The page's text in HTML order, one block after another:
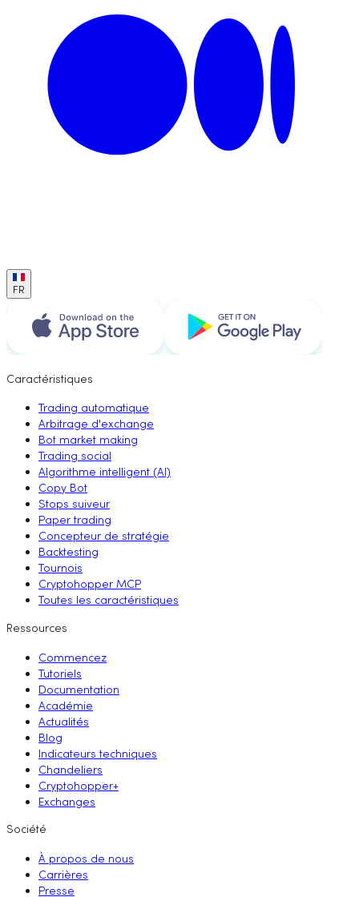
FR
Caractéristiques
Trading automatique
Arbitrage d'exchange
Bot market making
Trading social
Algorithme intelligent (AI)
Copy Bot
Stops suiveur
Paper trading
Concepteur de stratégie
Backtesting
Tournois
Cryptohopper MCP
Toutes les caractéristiques
Ressources
Commencez
Tutoriels
Documentation
Académie
Actualités
Blog
Indicateurs techniques
Chandeliers
Cryptohopper+
Exchanges
Société
À propos de nous
Carrières
Presse